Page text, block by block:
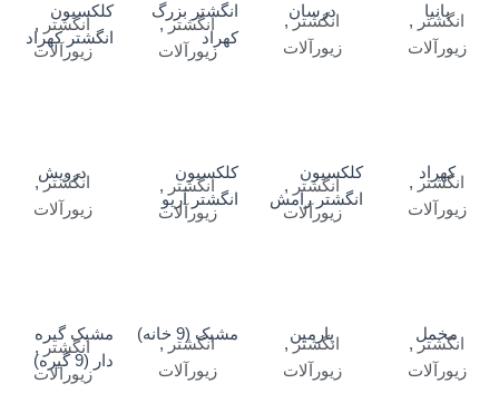
پانیا
انگشتر ,
زیورآلات
درسان
انگشتر,
زیورآلات
انگشتر بزرگ
کهراد
انگشتر,
زیورآلات
کلکسیون
انگشتر کهراد
انگشتر ,
زیورآلات
کهراد
انگشتر ,
زیورآلات
کلکسیون
انگشتر رامش
انگشتر ,
زیورآلات
کلکسیون
انگشتر آریو
انگشتر ,
زیورآلات
درویش
انگشتر,
زیورآلات
مخمل
انگشتر,
زیورآلات
پارمین
انگشتر,
زیورآلات
مشبک (9 خانه)
انگشتر ,
زیورآلات
مشبک گیره
دار (9 گیره)
انگشتر,
زیورآلات